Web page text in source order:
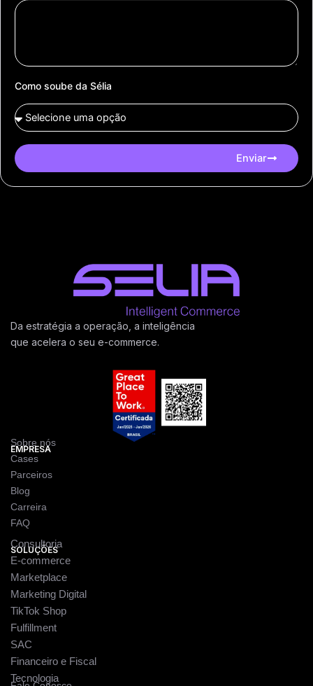
Como soube da Sélia
Enviar
Da estratégia a operação, a inteligência
que acelera o seu e-commerce.
EMPRESA
Sobre nós
Cases
Parceiros
Blog
Carreira
FAQ
SOLUÇÕES
Consultoria
E-commerce
Marketplace
Marketing Digital
TikTok Shop
Fulfillment
SAC
Financeiro e Fiscal
Tecnologia